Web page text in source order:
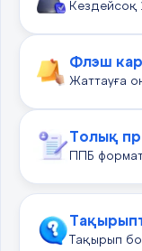
Кездейсоқ
Флэш
Жаттауға
Толық
ППБ
Тақырып